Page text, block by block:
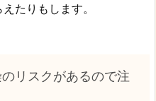
たりもします。
リスクがあるので注